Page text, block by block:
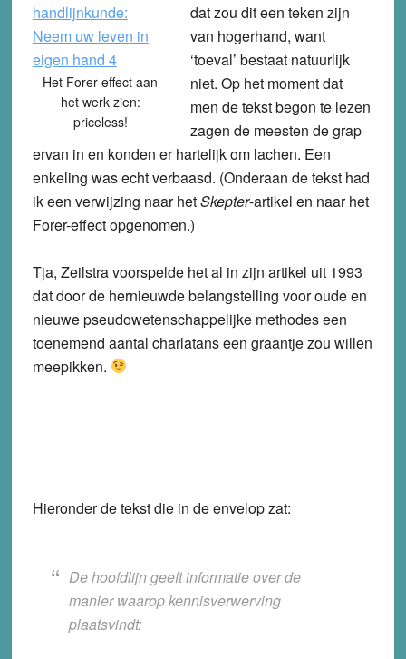
Het Forer-effect aan
het werk zien:
priceless!
dat zou dit een teken zijn
van hogerhand, want
‘toeval’ bestaat natuurlijk
niet. Op het moment dat
men de tekst begon te lezen
zagen de meesten de grap
ervan in en konden er hartelijk om lachen. Een
enkeling was echt verbaasd. (Onderaan de tekst had
ik een verwijzing naar hetSkepter-artikel en naar het
Forer-effect opgenomen.)
Tja, Zeilstra voorspelde het al in zijn artikel uit 1993
dat door de hernieuwde belangstelling voor oude en
nieuwe pseudowetenschappelijke methodes een
toenemend aantal charlatans een graantje zou willen
meepikken.
Hieronder de tekst die in de envelop zat:
De hoofdlijn geeft informatie over de
manier waarop kennisverwerving
plaatsvindt: